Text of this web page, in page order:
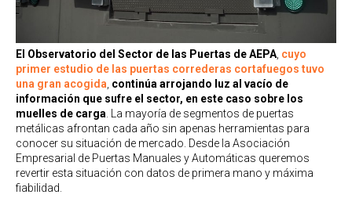
El Observatorio del Sector de las Puertas de AEPA cuyo
primer estudio de las puertas correderas cortafuegos tuvo
una gran acogida continúa arrojando luz al vacío de
información que sufre el sector, en este caso sobre los
muelles de carga . La mayoría de segmentos de puertas
metálicas afrontan cada año sin apenas herramientas para
conocer su situación de mercado. Desde la Asociación
Empresarial de Puertas Manuales y Automáticas queremos
revertir esta situación con datos de primera mano y máxima
fiabilidad.